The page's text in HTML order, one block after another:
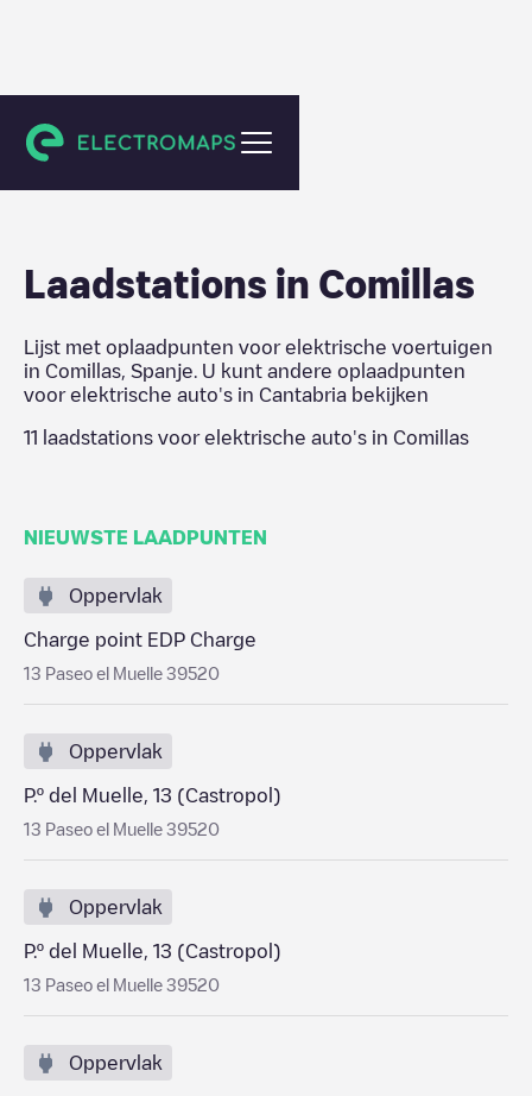
Cantabria
Laadstations in Comillas
Lijst met oplaadpunten voor elektrische voertuigen
in Comillas Spanje . U kunt andere oplaadpunten
voor elektrische auto's in Cantabria bekijken
11 laadstations voor elektrische auto's in Comillas
NIEUWSTE LAADPUNTEN
Oppervlak
Charge point EDP Charge
13 Paseo el Muelle 39520
Oppervlak
P.º del Muelle, 13 (Castropol)
13 Paseo el Muelle 39520
Oppervlak
P.º del Muelle, 13 (Castropol)
13 Paseo el Muelle 39520
Oppervlak